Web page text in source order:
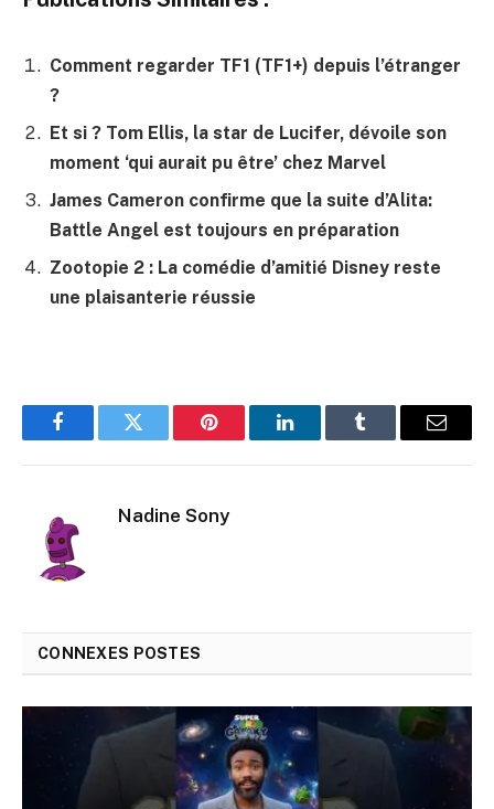
Comment regarder TF1 (TF1+) depuis l’étranger
?
Et si ? Tom Ellis, la star de Lucifer, dévoile son
moment ‘qui aurait pu être’ chez Marvel
James Cameron confirme que la suite d’Alita:
Battle Angel est toujours en préparation
Zootopie 2 : La comédie d’amitié Disney reste
une plaisanterie réussie
FacebookTwitter Pinterest LinkedInTumblr
E-
Nadine Sony
CONNEXES POSTES